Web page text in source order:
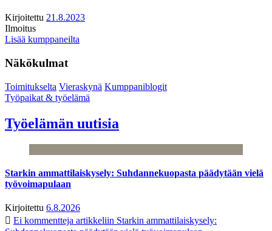
Kirjoitettu 21.8.2023
Ilmoitus
Lisää kumppaneilta
Näkökulmat
Toimitukselta Vieraskynä Kumppaniblogit
Työpaikat & työelämä
Työelämän uutisia
Starkin ammattilaiskysely: Suhdannekuopasta päädytään vielä
työvoimapulaan
Kirjoitettu 6.8.2026
Ei kommentteja artikkeliin Starkin ammattilaiskysely: